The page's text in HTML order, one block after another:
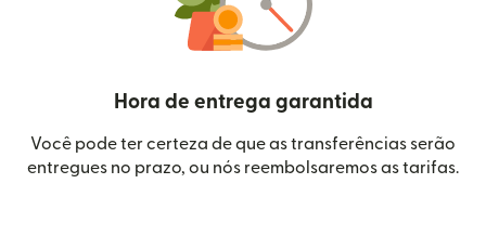
Hora de entrega garantida
Você pode ter certeza de que as transferências serão
entregues no prazo, ou nós reembolsaremos as tarifas.